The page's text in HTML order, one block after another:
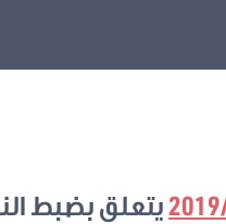
يتعلق بضبط